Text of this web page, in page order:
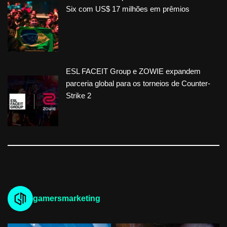
Six com US$ 17 milhões em prêmios
ESL FACEIT Group e ZOWIE expandem
parceria global para os torneios de Counter-
Strike 2
gamersmarketing